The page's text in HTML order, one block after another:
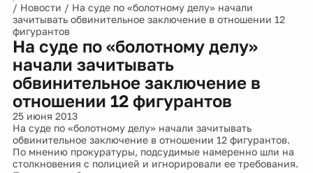
/ Новости / На суде по «болотному делу» начали
зачитывать обвинительное заключение в отношении 12
фигурантов
На суде по «болотному делу»
начали зачитывать
обвинительное заключение в
отношении 12 фигурантов
25 июня 2013
На суде по «болотному делу» начали зачитывать
обвинительное заключение в отношении 12 фигурантов.
По мнению прокуратуры, подсудимые намеренно шли на
столкновения с полицией и игнорировали ее требования.